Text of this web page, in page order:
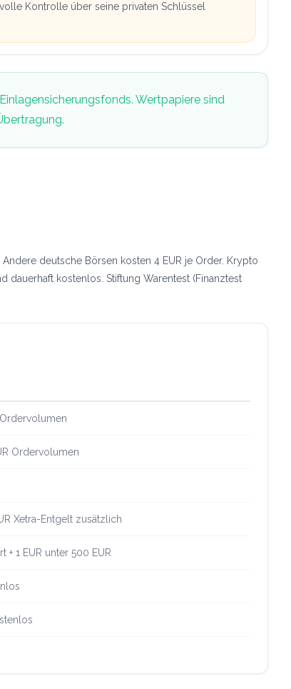
Kontrolle über seine privaten Schlüssel
Wertpapiere sind
deutsche Börsen kosten 4 EUR je Order. Krypto
kostenlos. Stiftung Warentest (Finanztest
Ordervolumen
Xetra-Entgelt zusätzlich
+ 1 EUR unter 500 EUR